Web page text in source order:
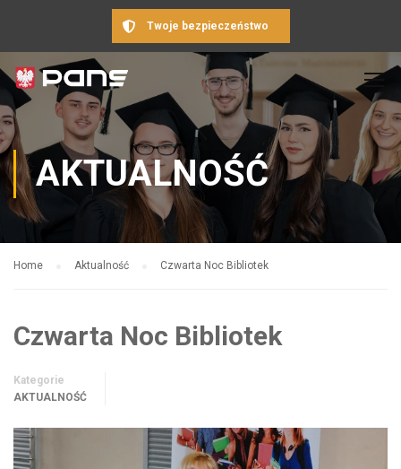
Twoje bezpieczeństwo
AKTUALNOŚĆ
Home Aktualność Czwarta Noc Bibliotek
Czwarta Noc Bibliotek
Kategorie
AKTUALNOŚĆ